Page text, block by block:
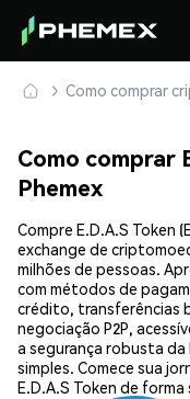
Como comprar
Como comprar
Phemex
Compre E.D.A.S Token
exchange de
milhões de pessoas.
com métodos de
crédito, transferências
negociação P2P,
a segurança robusta da
simples. Comece sua
E.D.A.S Token de